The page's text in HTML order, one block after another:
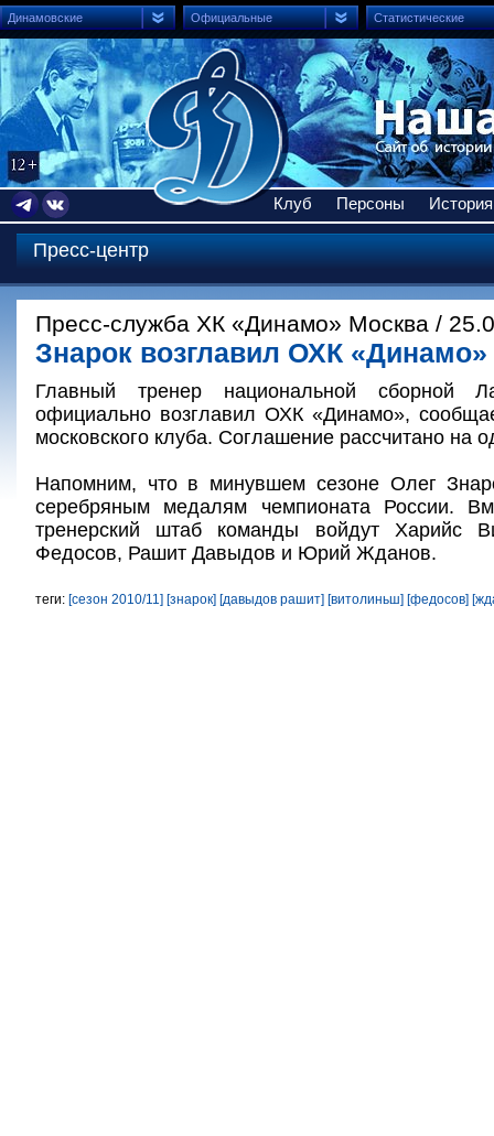
Динамовские Официальные Статистические
Клуб Персоны История
Пресс-центр
Пресс-служба ХК «Динамо» Москва /
Знарок возглавил ОХК «Динамо»
Главный тренер национальной сборной
официально возглавил ОХК «Динамо»,
московского клуба. Соглашение рассчитано на
Напомним, что в минувшем сезоне Олег
серебряным медалям чемпионата России.
тренерский штаб команды войдут Харийс
Федосов, Рашит Давыдов и Юрий Жданов.
теги: [сезон 2010/11] [знарок] [давыдов рашит] [витолиньш] [федосов]